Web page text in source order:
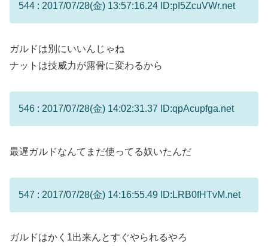
544 : 2017/07/28(金) 13:57:16.24 ID:pI5ZcuVWr.net
ガルドは別にいいんじゃね
ナットは技威力が露骨に変わるから
546 : 2017/07/28(金) 14:02:31.37 ID:qpAcupfga.net
最遅ガルドなんてまだ使ってる奴いたんだ
547 : 2017/07/28(金) 14:16:55.49 ID:LRB0fHTvM.net
ガルドはかく1出来んとすぐやられるやろ